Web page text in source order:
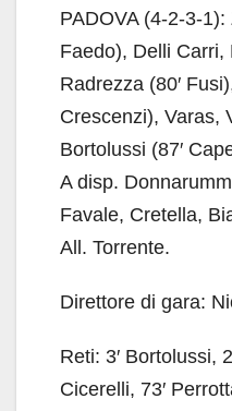
PADOVA (4-2-3-1):
Faedo), Delli Carri,
Radrezza (80′
Crescenzi), Varas,
Bortolussi (87′
A disp.
Favale, Cretella,
All. Torrente.
Direttore di gara:
Reti: 3′ Bortolussi,
Cicerelli, 73′